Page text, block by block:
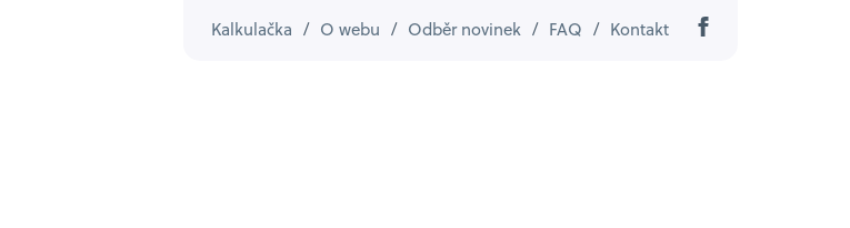
Kalkulačka / O webu / Odběr novinek / FAQ / Kontakt